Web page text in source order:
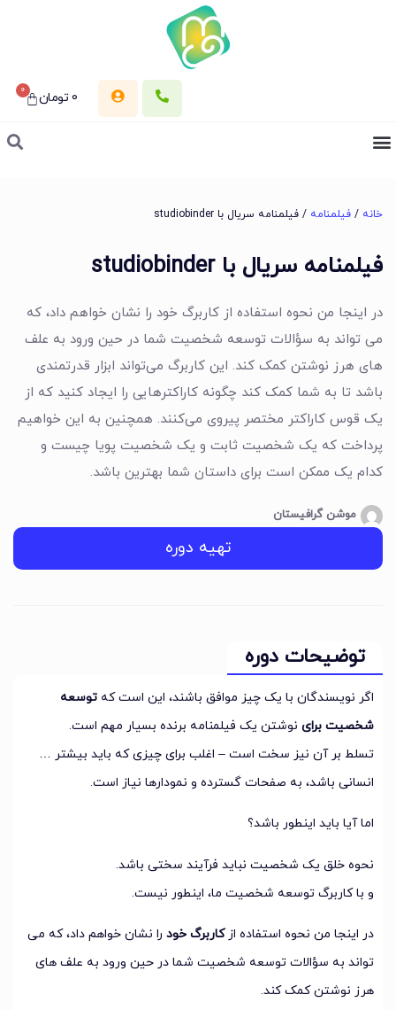
0 تومان 0
خانه / فیلمنامه / فیلمنامه سریال با studiobinder
فیلمنامه سریال با studiobinder
در اینجا من نحوه استفاده از کاربرگ خود را نشان خواهم داد، که
می تواند به سؤالات توسعه شخصیت شما در حین ورود به علف
های هرز نوشتن کمک کند. این کاربرگ می‌تواند ابزار قدرتمندی
باشد تا به شما کمک کند چگونه کاراکترهایی را ایجاد کنید که از
یک قوس کاراکتر مختصر پیروی می‌کنند. همچنین به این خواهیم
پرداخت که یک شخصیت ثابت و یک شخصیت پویا چیست و
کدام یک ممکن است برای داستان شما بهترین باشد.
موشن گرافیستان
تهیه دوره
توضیحات دوره
اگر نویسندگان با یک چیز موافق باشند، این است که توسعه
شخصیت برای نوشتن یک فیلمنامه برنده بسیار مهم است.
تسلط بر آن نیز سخت است – اغلب برای چیزی که باید بیشتر …
انسانی باشد، به صفحات گسترده و نمودارها نیاز است.
اما آیا باید اینطور باشد؟
نحوه خلق یک شخصیت نباید فرآیند سختی باشد.
و با کاربرگ توسعه شخصیت ما، اینطور نیست.
در اینجا من نحوه استفاده ازکاربرگ خود را نشان خواهم داد، که می
تواند به سؤالات توسعه شخصیت شما در حین ورود به علف های
هرز نوشتن کمک کند.